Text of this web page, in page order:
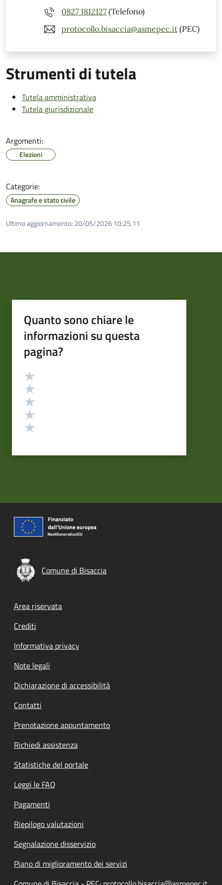
0827 1812127 (Telefono)
protocollo.bisaccia@asmepec.it (PEC)
Strumenti di tutela
Tutela amministrativa
Tutela giurisdizionale
Argomenti:
Elezioni
Categorie:
Anagrafe e stato civile
Ultimo aggiornamento: 20/05/2026 10:25.11
Quanto sono chiare le
informazioni su questa
pagina?
Valutazione
Comune di Bisaccia
Footer menu
Area riservata
Crediti
Informativa privacy
Note legali
Dichiarazione di accessibilità
Contatti
Prenotazione appuntamento
Richiedi assistenza
Statistiche del portale
Leggi le FAQ
Pagamenti
Riepilogo valutazioni
Segnalazione disservizio
Piano di miglioramento dei servizi